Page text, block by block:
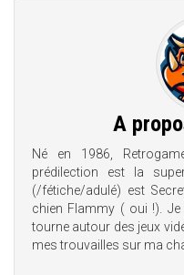
A
Né en 1986,
prédilection est la
(/fétiche/adulé) est
chien Flammy ( oui !).
tourne autour des jeux
mes trouvailles sur ma